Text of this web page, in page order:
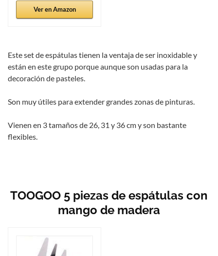
Ver en Amazon
Este set de espátulas tienen la ventaja de ser inoxidable y
están en este grupo porque aunque son usadas para la
decoración de pasteles.
Son muy útiles para extender grandes zonas de pinturas.
Vienen en 3 tamaños de 26, 31 y 36 cm y son bastante
flexibles.
TOOGOO 5 piezas de espátulas con
mango de madera